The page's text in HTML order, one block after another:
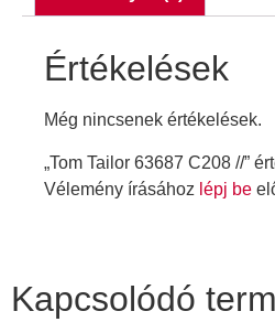
Értékelések
Még nincsenek értékelések.
„Tom Tailor 63687 C208 //”
Vélemény írásához lépj be
Kapcsolódó